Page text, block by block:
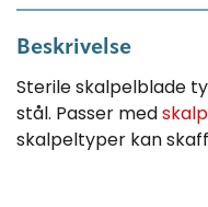
Beskrivelse
Sterile skalpelblade
stål. Passer med
skalpeltyper kan